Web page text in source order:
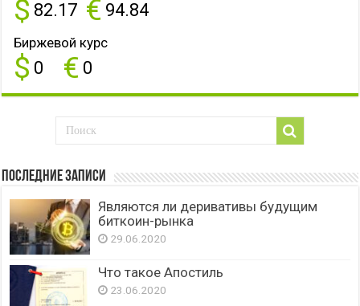
$ 82.17 € 94.84
Биржевой курс
$ 0 € 0
Последние записи
Являются ли деривативы будущим
биткоин-рынка
29.06.2020
Что такое Апостиль
23.06.2020